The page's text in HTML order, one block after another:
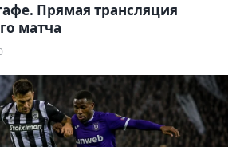
Прямая трансляция
матча